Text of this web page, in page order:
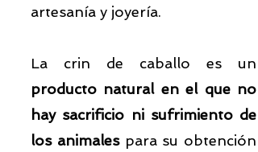
artesanía y joyería.
La crin de caballo es un
producto natural en el que no
hay sacrificio ni sufrimiento de
los animalespara su obtención